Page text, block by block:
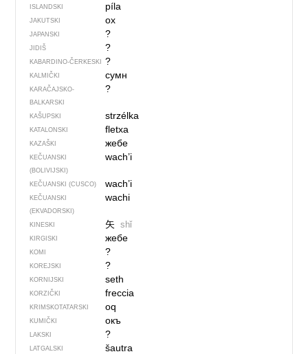
ISLANDSKI píla
JAKUTSKI ох
JAPANSKI ?
JIDIŠ ?
KABARDINO-ČERKESKI ?
KALMIČKI сумн
KARAČAJSKO-
BALKARSKI
?
KAŠUPSKI strzélka
KATALONSKI fletxa
KAZAŠKI жебе
KEČUANSKI
(BOLIVIJSKI)
wach’i
KEČUANSKI (CUSCO) wach’i
KEČUANSKI
(EKVADORSKI)
wachi
KINESKI 矢 shǐ
KIRGISKI жебе
KOMI ?
KOREJSKI ?
KORNIJSKI seth
KORZIČKI freccia
KRIMSKOTATARSKI oq
KUMIČKI окъ
LAKSKI ?
LATGALSKI šautra